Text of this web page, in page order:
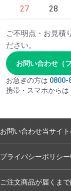
27 28
ご不明点・お見積
ださい。
お問い合わせ（
お急ぎの方は 0800-
携帯・スマホからは
お問い合わせ当サイ
プライバシーポリシー
ご注文商品が届くまで